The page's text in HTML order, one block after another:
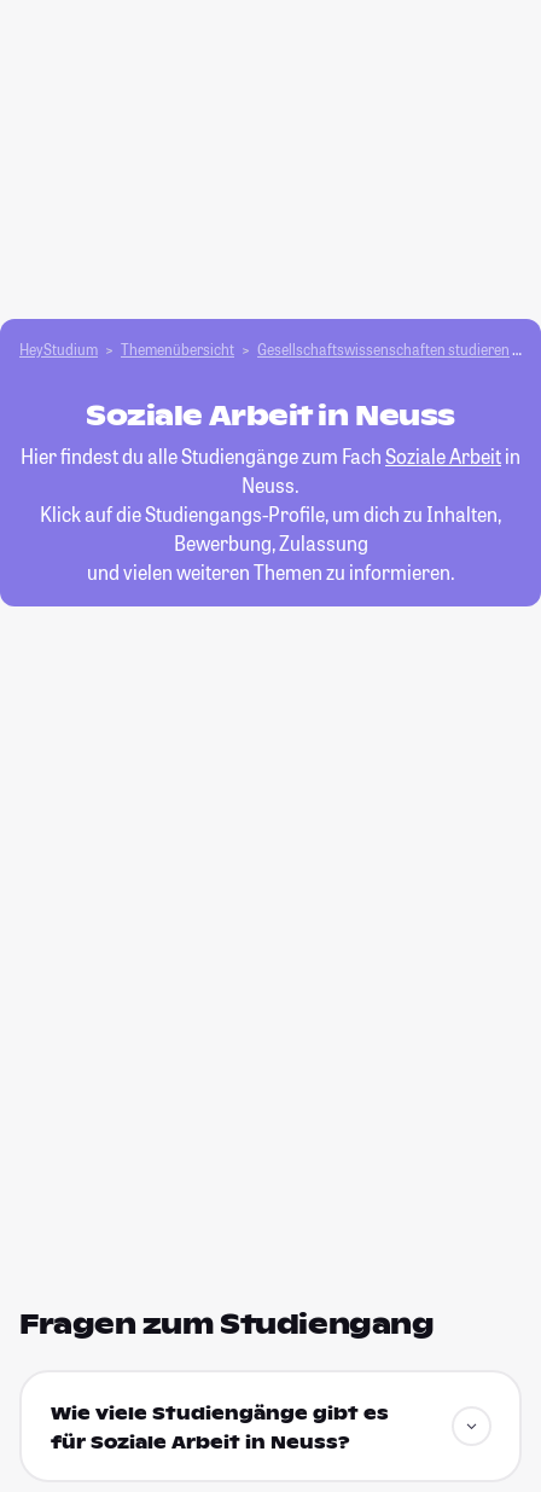
HeyStudium Themenübersicht Gesellschafts­­wissenschaften studieren
Soziale Arbeit in Neuss
Hier findest du alle Studiengänge zum FachSoziale Arbeitin
Neuss.
Klick auf die Studiengangs-Profile, um dich zu Inhalten,
Bewerbung, Zulassung
und vielen weiteren Themen zu informieren.
Fragen zum Studiengang
Wie viele Studiengänge gibt es
für Soziale Arbeit in Neuss?